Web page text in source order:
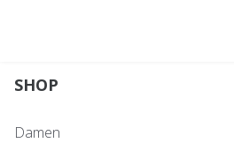
SHOP
Damen